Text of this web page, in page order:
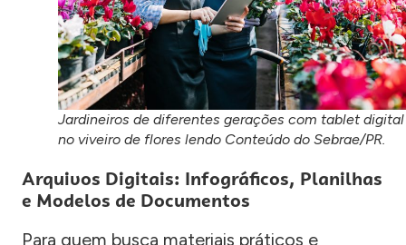
Jardineiros de diferentes gerações com tablet digital
no viveiro de flores lendo Conteúdo do Sebrae/PR.
Arquivos Digitais: Infográficos, Planilhas
e Modelos de Documentos
Para quem busca materiais práticos e